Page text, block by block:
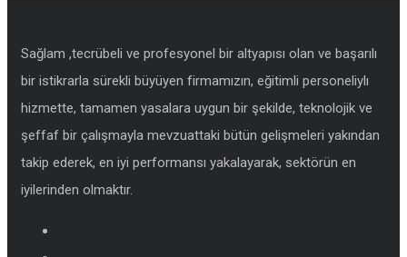
Sağlam ,tecrübeli ve profesyonel bir altyapısı olan ve başarılı
bir istikrarla sürekli büyüyen firmamızın, eğitimli personeliylı
hizmette, tamamen yasalara uygun bir şekilde, teknolojik ve
şeffaf bir çalışmayla mevzuattaki bütün gelişmeleri yakından
takip ederek, en iyi performansı yakalayarak, sektörün en
iyilerinden olmaktır.